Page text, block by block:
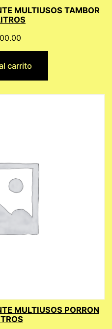
MULTIUSOS TAMBOR
carrito
MULTIUSOS PORRON